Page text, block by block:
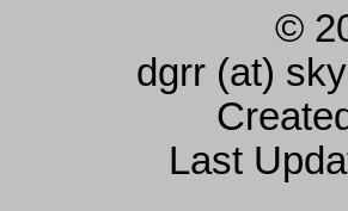
©
dgrr (at)
Last